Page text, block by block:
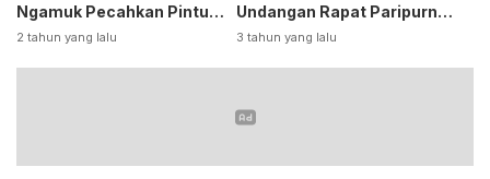
Ngamuk Pecahkan Pintu
Kaca Kantor
2 tahun yang lalu
Undangan Rapat Paripurna
DPP Partai
3 tahun yang lalu